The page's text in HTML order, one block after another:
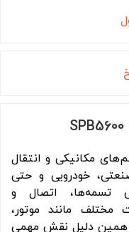
مکانیکی و انتقال
خودرویی و حتی
تسمه‌ها، اتصال و
مانند موتور،
همین دلیل نقش مهمی